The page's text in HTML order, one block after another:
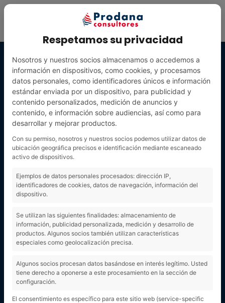
VOXEtiqueta
Respetamos su privacidad
Nosotros y nuestros socios almacenamos o accedemos a
información en dispositivos, como cookies, y procesamos
datos personales, como identificadores únicos e información
estándar enviada por un dispositivo, para publicidad y
contenido personalizados, medición de anuncios y
contenido, e información sobre audiencias, así como para
desarrollar y mejorar productos.
Con su permiso, nosotros y nuestros socios podemos utilizar datos de
ubicación geográfica precisos e identificación mediante escaneado
activo de dispositivos.
Ejemplos de datos personales procesados: dirección IP,
identificadores de cookies, datos de navegación, información del
dispositivo.
Se utilizan las siguientes finalidades: almacenamiento de
información, publicidad personalizada, medición y desarrollo de
productos. Algunos socios también utilizan características
especiales como geolocalización precisa.
Algunos socios procesan datos basándose en interés legítimo. Usted
tiene derecho a oponerse a este procesamiento en la sección de
configuración.
El consentimiento es específico para este sitio web (service-specific